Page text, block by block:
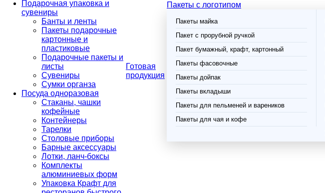
Подарочная упаковка и
сувениры
Банты и ленты
Пакеты подарочные
картонные и
пластиковые
Подарочные пакеты и
листы
Сувениры
Сумки органза
Посуда одноразовая
Стаканы, чашки
кофейные
Контейнеры
Тарелки
Столовые приборы
Барные аксессуары
Лотки, ланч-боксы
Комплекты
алюминиевых форм
Упаковка Крафт для
Готовая
продукция
Пакеты с логотипом
Пакеты майка
Пакет с прорубной ручкой
Пакет бумажный, крафт, картонный
Пакеты фасовочные
Пакеты дойпак
Пакеты вкладыши
Пакеты для пельменей и вареников
Пакеты для чая и кофе